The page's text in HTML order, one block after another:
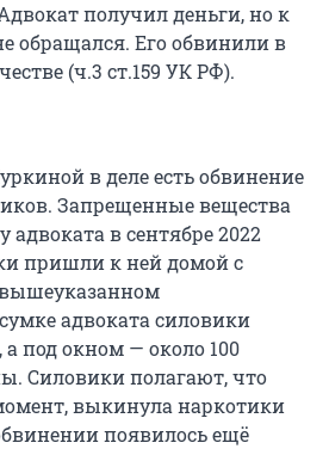
получил деньги, но к
обращался. Его обвинили в
(ч.3 ст.159 УК РФ).
в деле есть обвинение
Запрещенные вещества
в сентябре 2022
пришли к ней домой с
адвоката силовики
под окном — около 100
Силовики полагают, что
выкинула наркотики
появилось ещё